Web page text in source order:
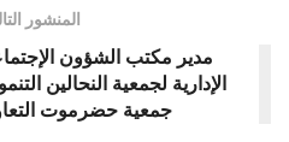
المنشور
مدير مكتب الشؤون
الإدارية لجمعية النحالين
جمعية حضرموت